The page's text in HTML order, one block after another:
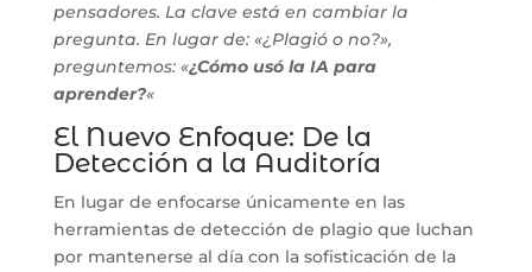
pensadores. La clave está en cambiar la
pregunta. En lugar de: «¿Plagió o no?»,
preguntemos: «¿Cómo usó la IA para
aprender?«
El Nuevo Enfoque: De la
Detección a la Auditoría
En lugar de enfocarse únicamente en las
herramientas de detección de plagio que luchan
por mantenerse al día con la sofisticación de la